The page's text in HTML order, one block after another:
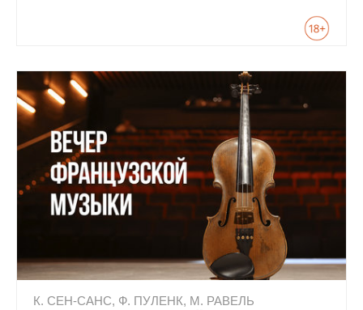
К. СЕН-САНС, Ф. ПУЛЕНК, М. РАВЕЛЬ